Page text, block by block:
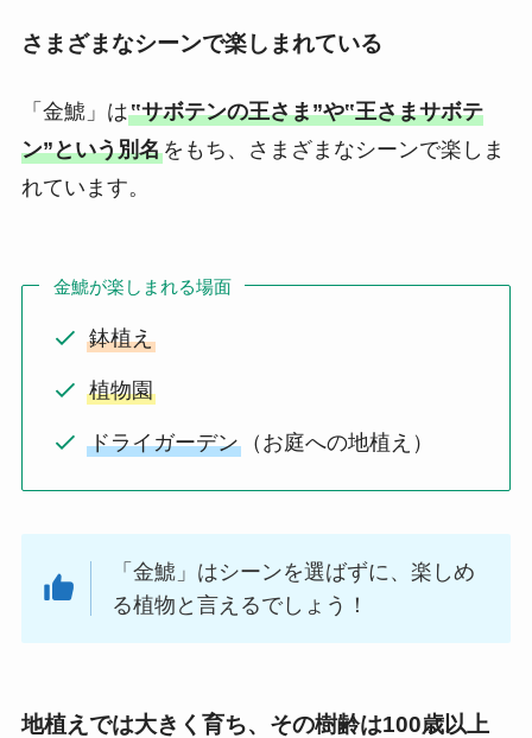
さまざまなシーンで楽しまれている
「金鯱」は‟サボテンの王さま”や‟王さまサボテ
ン”という別名をもち、さまざまなシーンで楽しま
れています。
金鯱が楽しまれる場面
鉢植え
植物園
ドライガーデン（お庭への地植え）
「金鯱」はシーンを選ばずに、楽しめ
る植物と言えるでしょう！
地植えでは大きく育ち、その樹齢は100歳以上